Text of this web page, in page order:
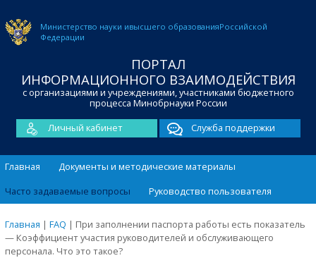
Министерство науки ивысшего образованияРоссийской
Федерации
ПОРТАЛ
ИНФОРМАЦИОННОГО ВЗАИМОДЕЙСТВИЯ
с организациями и учреждениями, участниками бюджетного
процесса Минобрнауки России
Личный кабинет
Служба поддержки
Главная
Документы и методические материалы
Часто задаваемые вопросы
Руководство пользователя
Главная | FAQ | При заполнении паспорта работы есть показатель
— Коэффициент участия руководителей и обслуживающего
персонала. Что это такое?